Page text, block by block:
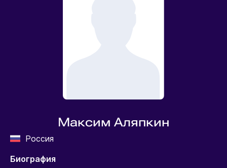
Максим Аляпкин
Россия
Биография